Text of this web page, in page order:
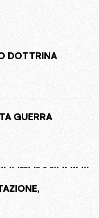
DOTTRINA
GUERRA